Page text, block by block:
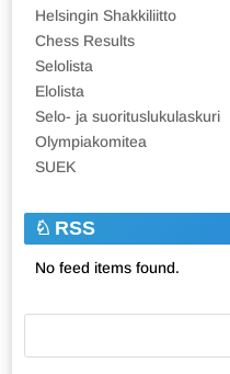
Helsingin Shakkiliitto
Chess Results
Selolista
Elolista
Selo- ja suorituslukulaskuri
Olympiakomitea
SUEK
RSS
No feed items found.